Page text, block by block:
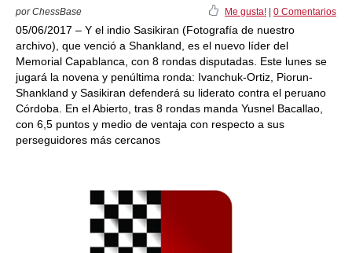
por ChessBase Me gusta! 0 Comentarios
05/06/2017 – Y el indio Sasikiran (Fotografía de nuestro
archivo), que venció a Shankland, es el nuevo líder del
Memorial Capablanca, con 8 rondas disputadas. Este lunes se
jugará la novena y penúltima ronda: Ivanchuk-Ortiz, Piorun-
Shankland y Sasikiran defenderá su liderato contra el peruano
Córdoba. En el Abierto, tras 8 rondas manda Yusnel Bacallao,
con 6,5 puntos y medio de ventaja con respecto a sus
perseguidores más cercanos